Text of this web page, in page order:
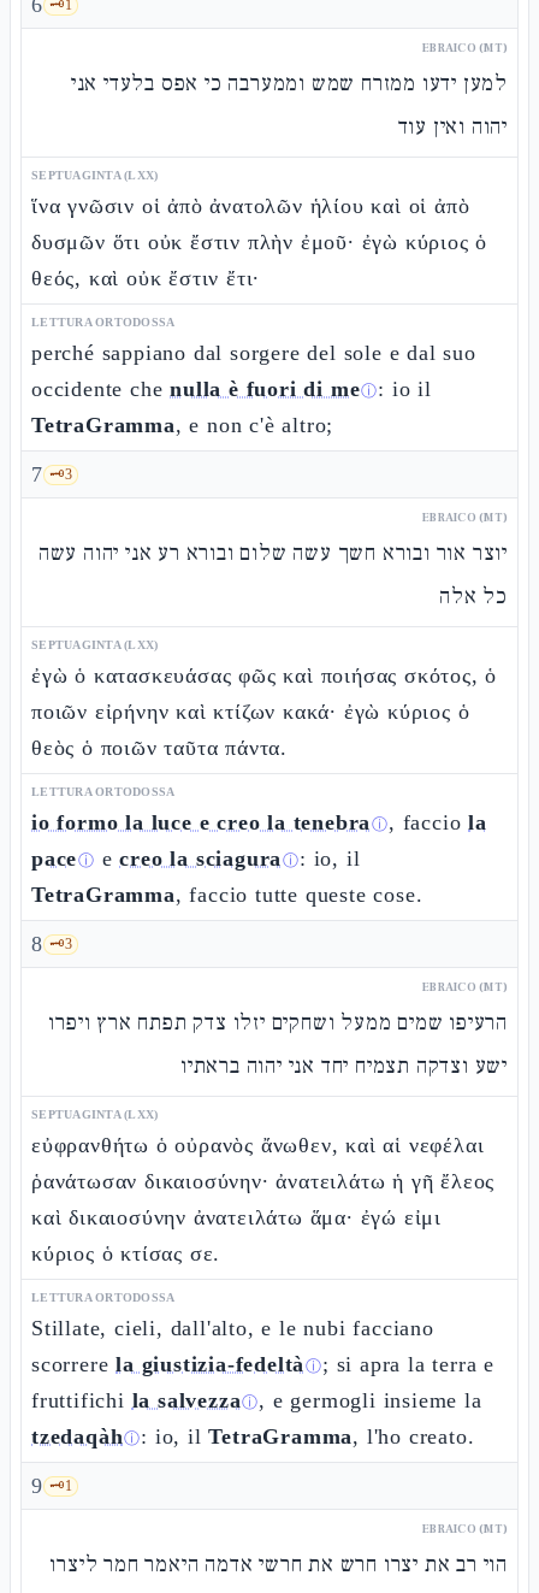
6 🗝️1
EBRAICO (MT)
למען ידעו ממזרח שמש וממערבה כי אפס בלעדי אני
יהוה ואין עוד
SEPTUAGINTA (LXX)
ἵνα γνῶσιν οἱ ἀπὸ ἀνατολῶν ἡλίου καὶ οἱ ἀπὸ
δυσμῶν ὅτι οὐκ ἔστιν πλὴν ἐμοῦ· ἐγὼ κύριος ὁ
θεός, καὶ οὐκ ἔστιν ἔτι·
LETTURA ORTODOSSA
perché sappiano dal sorgere del sole e dal suo
occidente chenulla è fuori di meⓘ: io il
TetraGramma, e non c'è altro;
7 🗝️3
EBRAICO (MT)
יוצר אור ובורא חשך עשה שלום ובורא רע אני יהוה עשה
כל אלה
SEPTUAGINTA (LXX)
ἐγὼ ὁ κατασκευάσας φῶς καὶ ποιήσας σκότος, ὁ
ποιῶν εἰρήνην καὶ κτίζων κακά· ἐγὼ κύριος ὁ
θεὸς ὁ ποιῶν ταῦτα πάντα.
LETTURA ORTODOSSA
io formo la luce e creo la tenebraⓘ, facciola
paceⓘ ecreo la sciaguraⓘ: io, il
TetraGramma, faccio tutte queste cose.
8 🗝️3
EBRAICO (MT)
הרעיפו שמים ממעל ושחקים יזלו צדק תפתח ארץ ויפרו
ישע וצדקה תצמיח יחד אני יהוה בראתיו
SEPTUAGINTA (LXX)
εὐφρανθήτω ὁ οὐρανὸς ἄνωθεν, καὶ αἱ νεφέλαι
ῥανάτωσαν δικαιοσύνην· ἀνατειλάτω ἡ γῆ ἔλεος
καὶ δικαιοσύνην ἀνατειλάτω ἅμα· ἐγώ εἰμι
κύριος ὁ κτίσας σε.
LETTURA ORTODOSSA
Stillate, cieli, dall'alto, e le nubi facciano
scorrerela giustizia-fedeltàⓘ; si apra la terra e
fruttifichi la salvezzaⓘ, e germogli insieme la
tzedaqàhⓘ: io, ilTetraGramma, l'ho creato.
9 🗝️1
EBRAICO (MT)
הוי רב את יצרו חרש את חרשי אדמה היאמר חמר ליצרו